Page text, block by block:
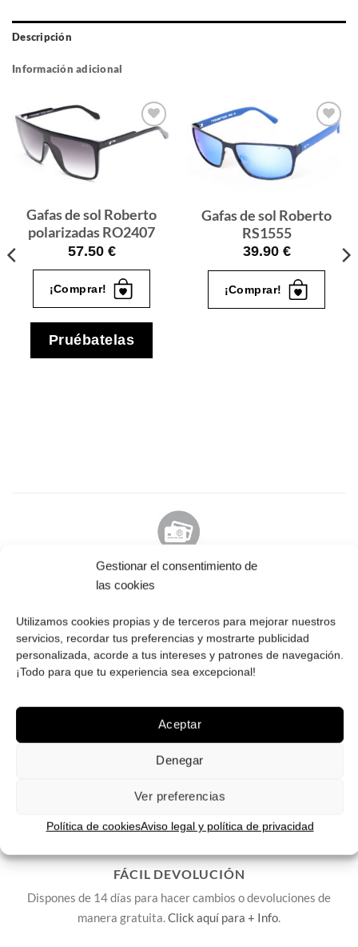
Gestionar el consentimiento de
las cookies
Utilizamos cookies propias y de terceros para mejorar nuestros
servicios, recordar tus preferencias y mostrarte publicidad
personalizada, acorde a tus intereses y patrones de navegación.
¡Todo para que tu experiencia sea excepcional!
Aceptar
Denegar
Ver preferencias
Política de cookiesAviso legal y política de privacidad
Descripción
Información adicional
Gafas
Gafas de sol Roberto
polarizadas RO2407
57.50 €
¡Comprar!
Pruébatelas
Gafas
de sol
Gafas de sol Roberto
RS1555
39.90 €
¡Comprar!
PAGO SEGURO
reembolso.
ENVÍOS GRATIS
We ship to all EU countries.
FÁCIL DEVOLUCIÓN
Dispones de 14 días para hacer cambios o devoluciones de
manera gratuita.Click aquí para + Info.